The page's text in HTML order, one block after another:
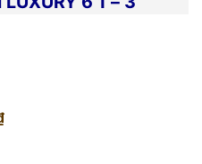
Giá